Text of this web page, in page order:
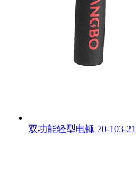
双功能轻型电锤 70-103-21